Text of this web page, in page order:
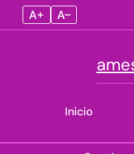
A+ A–
Inicio